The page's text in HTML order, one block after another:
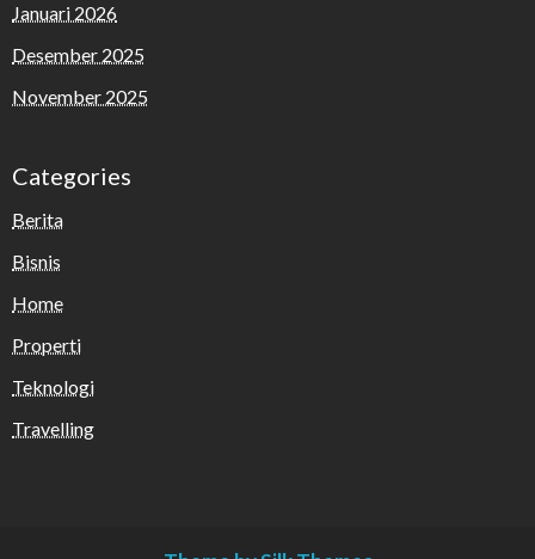
Januari 2026
Desember 2025
November 2025
Categories
Berita
Bisnis
Home
Properti
Teknologi
Travelling